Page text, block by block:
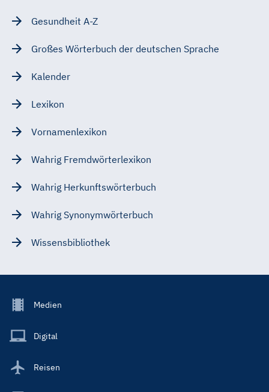
Gesundheit A-Z
Großes Wörterbuch der deutschen Sprache
Kalender
Lexikon
Vornamenlexikon
Wahrig Fremdwörterlexikon
Wahrig Herkunftswörterbuch
Wahrig Synonymwörterbuch
Wissensbibliothek
Footer
Main
Medien
Digital
Reisen